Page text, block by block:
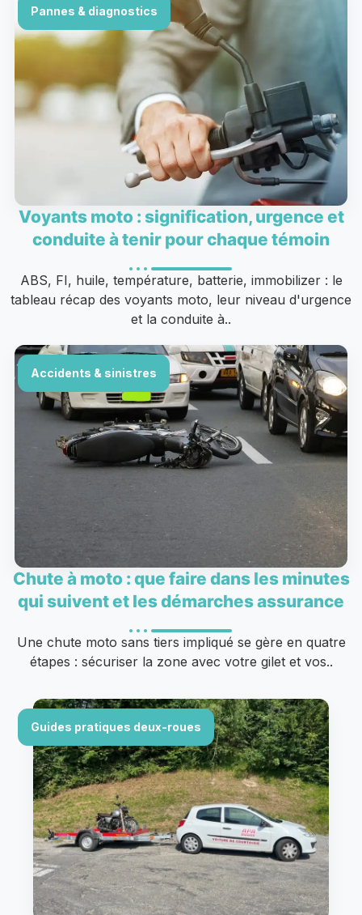
Pannes & diagnostics
Voyants moto : signification, urgence et
conduite à tenir pour chaque témoin
ABS, FI, huile, température, batterie, immobilizer : le
tableau récap des voyants moto, leur niveau d'urgence
et la conduite à..
Accidents & sinistres
Chute à moto : que faire dans les minutes
qui suivent et les démarches assurance
Une chute moto sans tiers impliqué se gère en quatre
étapes : sécuriser la zone avec votre gilet et vos..
Guides pratiques deux-roues